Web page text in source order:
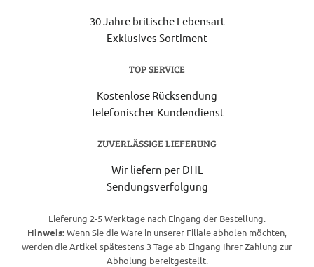
30 Jahre britische Lebensart
Exklusives Sortiment
TOP SERVICE
Kostenlose Rücksendung
Telefonischer Kundendienst
ZUVERLÄSSIGE LIEFERUNG
Wir liefern per DHL
Sendungsverfolgung
Lieferung 2-5 Werktage nach Eingang der Bestellung.
Hinweis:Wenn Sie die Ware in unserer Filiale abholen möchten,
werden die Artikel spätestens 3 Tage ab Eingang Ihrer Zahlung zur
Abholung bereitgestellt.